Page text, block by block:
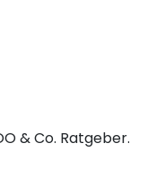
& Co. Ratgeber.